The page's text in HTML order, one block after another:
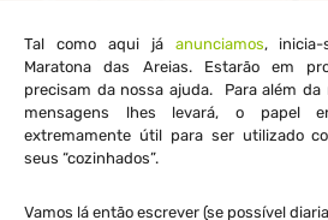
Tal como aqui já anunciamos, inicia-
Maratona das Areias. Estarão em
precisam da nossa ajuda. Para além da
mensagens lhes levará, o papel
extremamente útil para ser utilizado
seus “cozinhados”.
Vamos lá então escrever (se possível